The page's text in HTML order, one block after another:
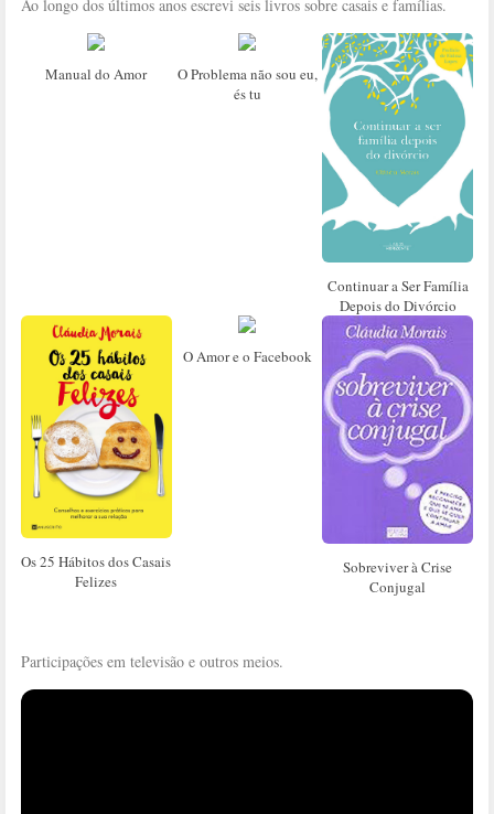
Ao longo dos últimos anos escrevi seis livros sobre casais e famílias.
Manual do Amor
O Problema não sou eu,
és tu
Continuar a Ser Família
Depois do Divórcio
Os 25 Hábitos dos Casais
Felizes
O Amor e o Facebook
Sobreviver à Crise
Conjugal
Participações em televisão e outros meios.